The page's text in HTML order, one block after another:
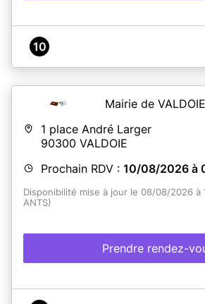
10
Mairie de VALDOIE
1 place André Larger
90300 VALDOIE
Prochain RDV : 10/08/2026 à
Disponibilité mise à jour le 08/08/2026 à
ANTS)
Prendre rendez-